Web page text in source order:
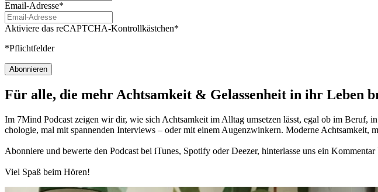
Email-Adresse*
Aktiviere das reCAPTCHA-Kontrollkästchen*
*Pflichtfelder
Abonnieren
Für alle, die mehr Acht­sam­keit & Gelas­sen­heit in ihr Leben
Im 7Mind Pod­cast zeigen wir dir, wie sich Acht­sam­keit im Alltag umset­zen lässt, egal ob im Beruf,
cho­lo­gie, mal mit spannenden Interviews – oder mit einem Augen­zwin­kern. Moderne Acht­sam­keit,
Abon­niere und bewerte den Pod­cast bei iTunes, Spo­tify oder Deezer, hin­ter­lasse uns ein
Viel Spaß beim Hören!